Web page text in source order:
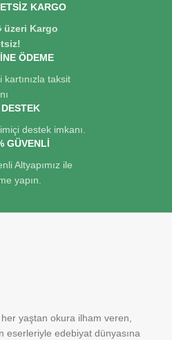
KARGO
üzeri Kargo
ÖDEME
kartınızla taksit
destek imkanı.
GÜVENLİ
Altyapımız ile
yapın.
, her yaştan okura ilham veren,
eserleriyle edebiyat dünyasına